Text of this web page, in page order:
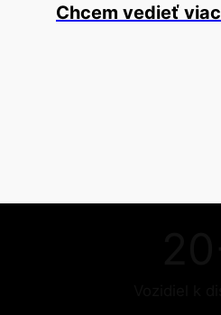
Chcem vedieť viac